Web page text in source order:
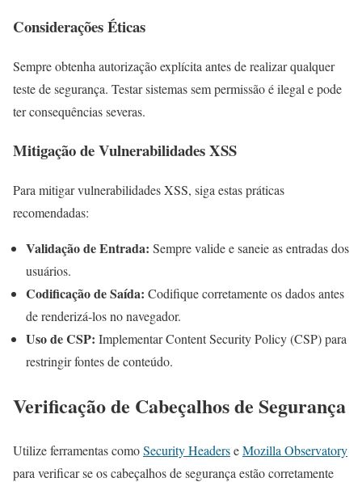
Considerações Éticas
Sempre obtenha autorização explícita antes de realizar qualquer
teste de segurança. Testar sistemas sem permissão é ilegal e pode
ter consequências severas.
Mitigação de Vulnerabilidades XSS
Para mitigar vulnerabilidades XSS, siga estas práticas
recomendadas:
Validação de Entrada: Sempre valide e saneie as entradas dos
usuários.
Codificação de Saída: Codifique corretamente os dados antes
de renderizá-los no navegador.
Uso de CSP: Implementar Content Security Policy (CSP) para
restringir fontes de conteúdo.
Verificação de Cabeçalhos de Segurança
Utilize ferramentas comoSecurity HeaderseMozilla Observatory
para verificar se os cabeçalhos de segurança estão corretamente